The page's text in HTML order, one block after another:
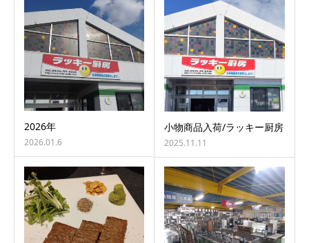
2026年
2026.01.6
小物商品入荷/ラッキー厨房
2025.11.11